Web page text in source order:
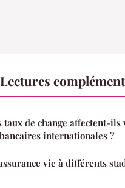
taux de change affectent-ils
internationales ?
vie à différents